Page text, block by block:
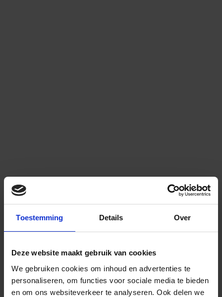
Toestemming Details Over
Deze website maakt gebruik van cookies
We gebruiken cookies om inhoud en advertenties te
personaliseren, om functies voor sociale media te bieden
en om ons websiteverkeer te analyseren. Ook delen we